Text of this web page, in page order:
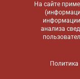
На сайте
информации
анализа